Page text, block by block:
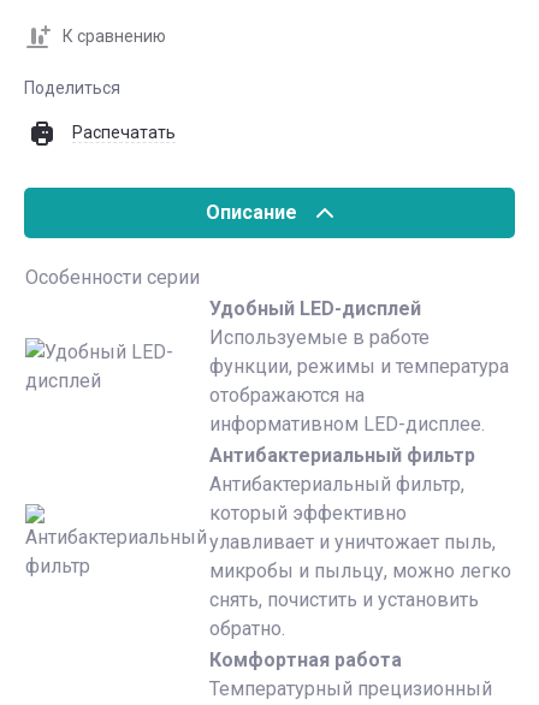
К сравнению
Поделиться
Распечатать
Описание
Особенности серии
Удобный LED-дисплей
Используемые в работе
функции, режимы и температура
отображаются на
информативном LED-дисплее.
Антибактериальный фильтр
Антибактериальный фильтр,
который эффективно
улавливает и уничтожает пыль,
микробы и пыльцу, можно легко
снять, почистить и установить
обратно.
Комфортная работа
Температурный прецизионный